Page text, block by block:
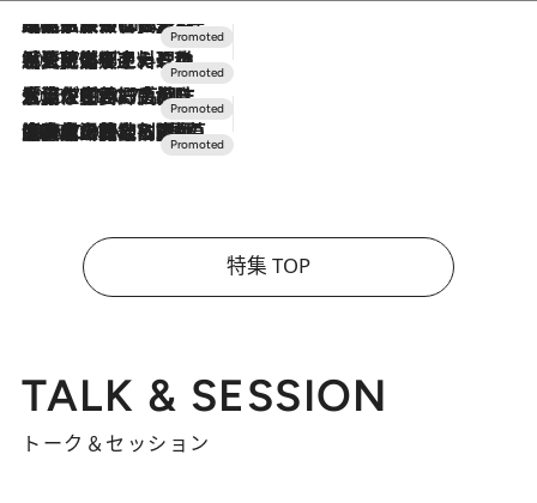
2026.7.31
【ホテル帰省】という選択肢をOMOが提案。家族とほどよい距離を保つには「昼は実家、夜は気兼ねなくホテルで！」
2026.7.24
【夏限定ディナーコース】旬を迎える稚鮎や花ズッキーニなどをイタリア・トスカーナの郷土料理の手法で満喫！
2026.7.17
「土佐和ハーブかき氷」がOMO7高知に登場！生姜、山椒、大葉など目にも舌にも涼を呼ぶ郷土の味
2026.7.10
NEW OPEN！【界 草津】名湯の地に誕生。趣の異なる2種の温泉と上州ならではの会席・蕎麦割烹など美食を味わう究極の癒やし旅
特集 TOP
TALK & SESSION
トーク＆セッション